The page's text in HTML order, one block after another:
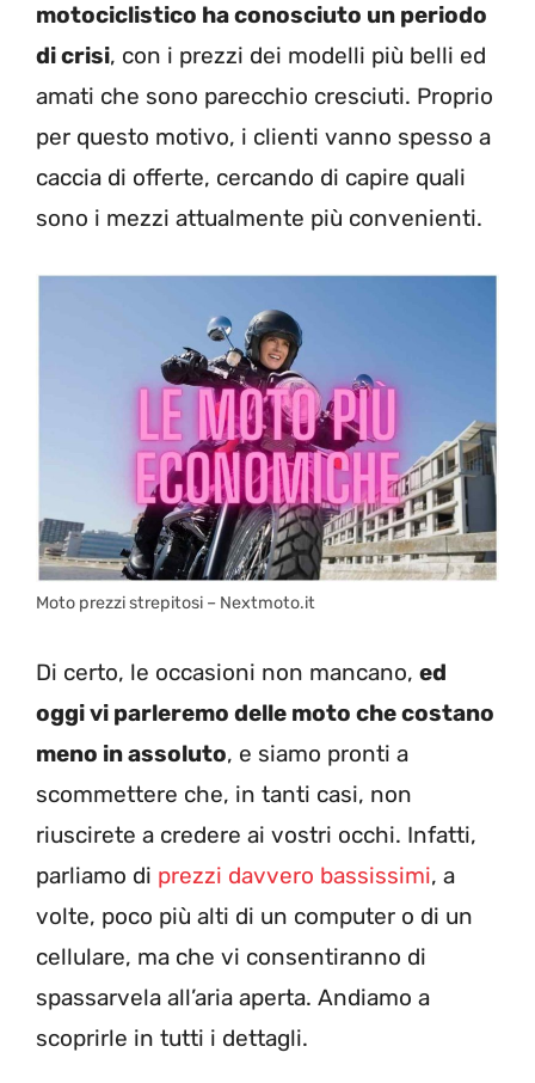
motociclistico ha conosciuto un periodo
di crisi, con i prezzi dei modelli più belli ed
amati che sono parecchio cresciuti. Proprio
per questo motivo, i clienti vanno spesso a
caccia di offerte, cercando di capire quali
sono i mezzi attualmente più convenienti.
Moto prezzi strepitosi – Nextmoto.it
Di certo, le occasioni non mancano, ed
oggi vi parleremo delle moto che costano
meno in assoluto, e siamo pronti a
scommettere che, in tanti casi, non
riuscirete a credere ai vostri occhi. Infatti,
parliamo di prezzi davvero bassissimi, a
volte, poco più alti di un computer o di un
cellulare, ma che vi consentiranno di
spassarvela all’aria aperta. Andiamo a
scoprirle in tutti i dettagli.